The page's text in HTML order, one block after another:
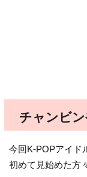
チャンビ
今回K-POPアイド
初めて見始めた方